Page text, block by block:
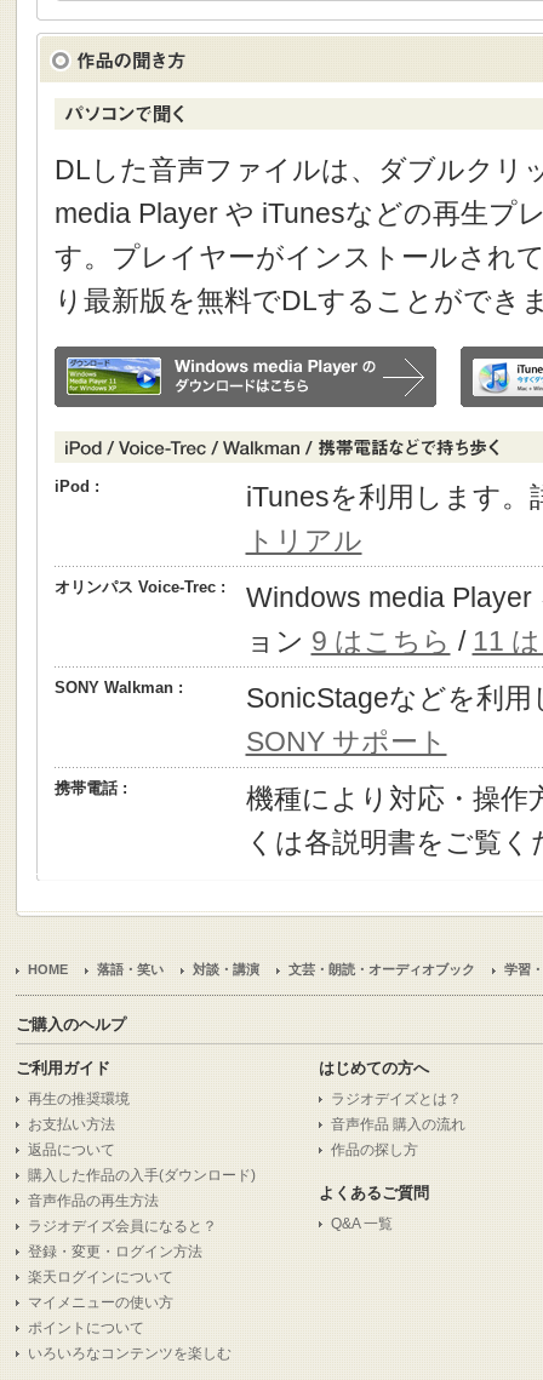
DLした音声ファイルは、ダブルクリ
media Player や iTunesなどの再生プ
す。プレイヤーがインストールされ
り最新版を無料でDLすることができ
iPod :
iTunesを利用します
トリアル
オリンパス Voice-Trec :
Windows media
ョン 9 はこちら / 11
SONY Walkman :
SonicStageなどを利
SONY サポート
携帯電話 :
機種により対応・操作
くは各説明書をご覧く
HOME 落語・笑い 対談・講演 文芸・朗読・オーディオブック 学習
ご購入のヘルプ
ご利用ガイド
再生の推奨環境
お支払い方法
返品について
購入した作品の入手(ダウンロード)
音声作品の再生方法
ラジオデイズ会員になると？
登録・変更・ログイン方法
楽天ログインについて
マイメニューの使い方
ポイントについて
いろいろなコンテンツを楽しむ
はじめての方へ
ラジオデイズとは？
音声作品 購入の流れ
作品の探し方
よくあるご質問
Q&A 一覧